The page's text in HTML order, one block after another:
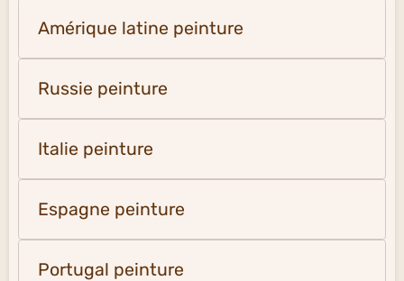
Amérique latine peinture
Russie peinture
Italie peinture
Espagne peinture
Portugal peinture